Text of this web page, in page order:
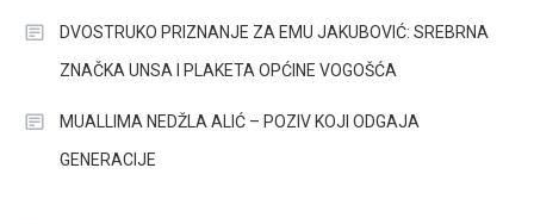
DVOSTRUKO PRIZNANJE ZA EMU JAKUBOVIĆ: SREBRNA
ZNAČKA UNSA I PLAKETA OPĆINE VOGOŠĆA
MUALLIMA NEDŽLA ALIĆ – POZIV KOJI ODGAJA
GENERACIJE